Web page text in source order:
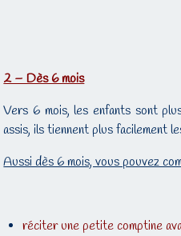
2 – Dès 6 mois
Vers 6 mois, les enfants sont
assis, ils tiennent plus facilement
Aussi dès 6 mois, vous pouvez
réciter une petite comptine